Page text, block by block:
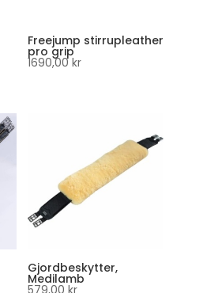
Freejump stirrupleather
pro grip
1690,00kr
Gjordbeskytter,
Medilamb
579,00kr